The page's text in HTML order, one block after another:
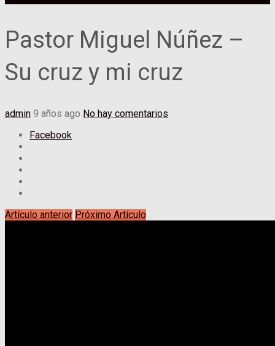
Pastor Miguel Núñez –
Su cruz y mi cruz
admin 9 años ago No hay comentarios
Facebook
Artículo anterior Próximo Artículo